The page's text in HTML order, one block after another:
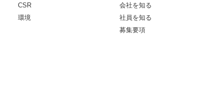
CSR
環境
会社を知る
社員を知る
募集要項